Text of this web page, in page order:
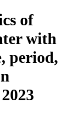
of
with
period,